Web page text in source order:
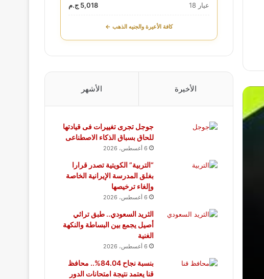
عيار 18 5,018 ج.م
كافة الأعيرة والجنيه الذهب ←
الأخيرة الأشهر
جوجل تجرى تغييرات فى قيادتها
للحاق بسباق الذكاء الاصطناعى
6 أغسطس، 2026
“التربية” الكويتية تصدر قرارا
بغلق المدرسة الإيرانية الخاصة
وإلغاء ترخيصها
6 أغسطس، 2026
الثريد السعودي.. طبق تراثي
أصيل يجمع بين البساطة والنكهة
الغنية
6 أغسطس، 2026
بنسبة نجاح 84.04%.. محافظ
قنا يعتمد نتيجة امتحانات الدور